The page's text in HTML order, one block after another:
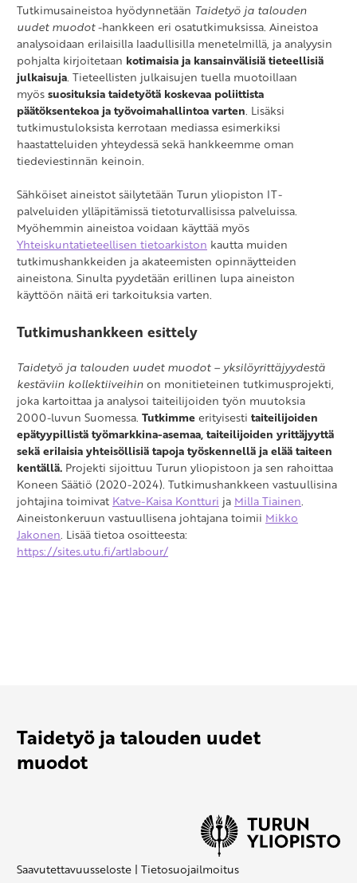
Tutkimusaineistoa hyödynnetään Taidetyö ja talouden
uudet muodot-hankkeen eri osatutkimuksissa. Aineistoa
analysoidaan erilaisilla laadullisilla menetelmillä, ja analyysin
pohjalta kirjoitetaan kotimaisia ja kansainvälisiä tieteellisiä
julkaisuja. Tieteellisten julkaisujen tuella muotoillaan
myössuosituksia taidetyötä koskevaa poliittista
päätöksentekoa ja työvoimahallintoa varten. Lisäksi
tutkimustuloksista kerrotaan mediassa esimerkiksi
haastatteluiden yhteydessä sekä hankkeemme oman
tiedeviestinnän keinoin.
Sähköiset aineistot säilytetään Turun yliopiston IT-
palveluiden ylläpitämissä tietoturvallisissa palveluissa.
Myöhemmin aineistoa voidaan käyttää myös
Yhteiskuntatieteellisen tietoarkiston kautta muiden
tutkimushankkeiden ja akateemisten opinnäytteiden
aineistona. Sinulta pyydetään erillinen lupa aineiston
käyttöön näitä eri tarkoituksia varten.
Tutkimushankkeen esittely
Taidetyö ja talouden uudet muodot – yksilöyrittäjyydestä
kestäviin kollektiiveihinon monitieteinen tutkimusprojekti,
joka kartoittaa ja analysoi taiteilijoiden työn muutoksia
2000-luvun Suomessa. Tutkimmeerityisesti taiteilijoiden
epätyypillistä työmarkkina-asemaa, taiteilijoiden yrittäjyyttä
sekä erilaisia yhteisöllisiä tapoja työskennellä ja elää taiteen
kentällä. Projekti sijoittuu Turun yliopistoon ja sen rahoittaa
Koneen Säätiö (2020-2024). Tutkimushankkeen vastuullisina
johtajina toimivat Katve-Kaisa Kontturi ja Milla Tiainen.
Aineistonkeruun vastuullisena johtajana toimii Mikko
Jakonen. Lisää tietoa osoitteesta:
https://sites.utu.fi/artlabour/
Taidetyö ja talouden uudet
muodot
Saavutettavuusseloste | Tietosuojailmoitus